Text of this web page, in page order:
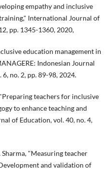
empathy and inclusive
International Journal of
pp. 1345-1360, 2020,
education management in
Indonesian Journal
no. 2, pp. 89-98, 2024.
teachers for inclusive
to enhance teaching and
of Education, vol. 40, no. 4,
Sharma, "Measuring teacher
and validation of